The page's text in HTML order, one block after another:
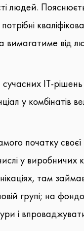
людей.
вимагатиме від
ІТ-
у комбінатів
початку
у
там
групі; на
і